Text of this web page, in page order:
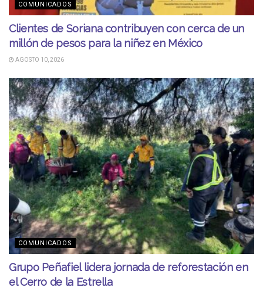
COMUNICADOS
Clientes de Soriana contribuyen con cerca de un
millón de pesos para la niñez en México
AGOSTO 10, 2026
COMUNICADOS
Grupo Peñafiel lidera jornada de reforestación en
el Cerro de la Estrella